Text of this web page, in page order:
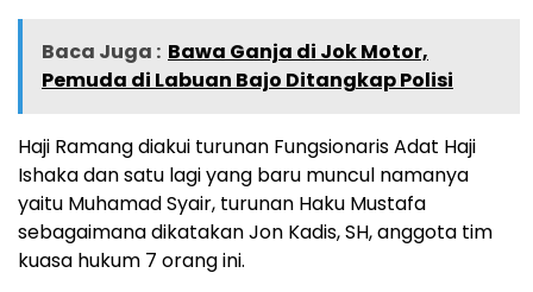
Baca Juga : Bawa Ganja di Jok Motor,
Pemuda di Labuan Bajo Ditangkap Polisi
Haji Ramang diakui turunan Fungsionaris Adat Haji
Ishaka dan satu lagi yang baru muncul namanya
yaitu Muhamad Syair, turunan Haku Mustafa
sebagaimana dikatakan Jon Kadis, SH, anggota tim
kuasa hukum 7 orang ini.